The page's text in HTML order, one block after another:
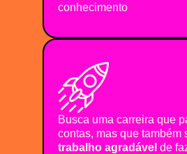
conhecimento
Busca uma carreira que
contas, mas que também
trabalho agradável de